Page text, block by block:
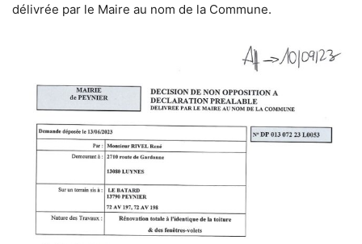
délivrée par le Maire au nom de la Commune.